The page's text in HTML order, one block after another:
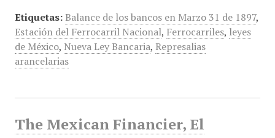
Etiquetas: Balance de los bancos en Marzo 31 de 1897,
Estación del Ferrocarril Nacional, Ferrocarriles, leyes
de México, Nueva Ley Bancaria, Represalias
arancelarias
The Mexican Financier, El